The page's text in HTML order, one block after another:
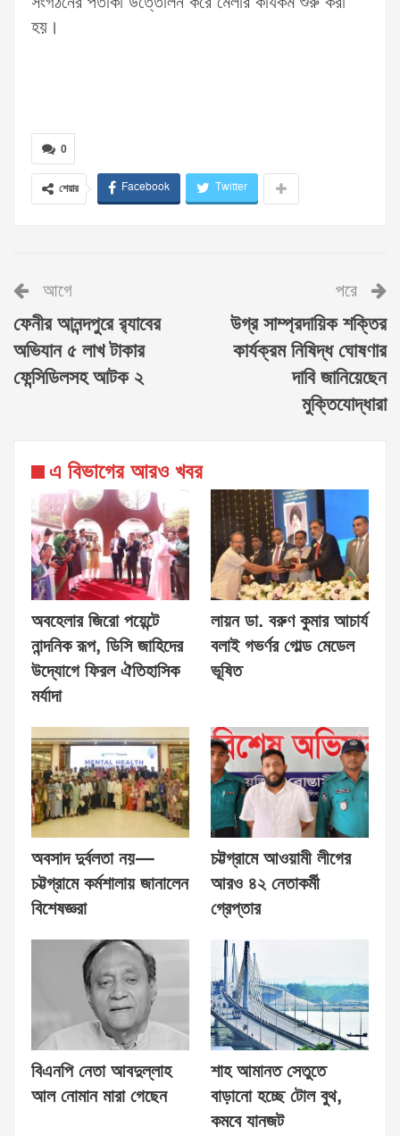
হয়।
0
শেয়ার Facebook Twitter
আগে
ফেনীর আনন্দপুরে র‌্যাবের
অভিযান ৫ লাখ টাকার
ফেন্সিডিলসহ আটক ২
পরে
উগ্র সাম্প্রদায়িক শক্তির
কার্যক্রম নিষিদ্ধ ঘোষণার
দাবি জানিয়েছেন
মুক্তিযোদ্ধারা
এ বিভাগের আরও খবর
অবহেলার জিরো পয়েন্টে
নান্দনিক রূপ, ডিসি জাহিদের
উদ্যোগে ফিরল ঐতিহাসিক
মর্যাদা
লায়ন ডা. বরুণ কুমার আচার্য
বলাই গভর্ণর গোল্ড মেডেল
ভূষিত
অবসাদ দুর্বলতা নয়—
চট্টগ্রামে কর্মশালায় জানালেন
বিশেষজ্ঞরা
চট্টগ্রামে আওয়ামী লীগের
আরও ৪২ নেতাকর্মী
গ্রেপ্তার
বিএনপি নেতা আবদুল্লাহ
আল নোমান মারা গেছেন
শাহ আমানত সেতুতে
বাড়ানো হচ্ছে টোল বুথ,
কমবে যানজট